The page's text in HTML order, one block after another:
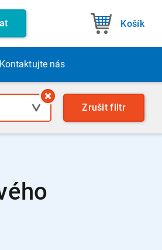
Košík
Kontaktujte nás
Zrušit filtr